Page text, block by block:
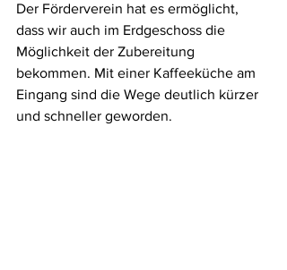
Der Förderverein hat es ermöglicht,
dass wir auch im Erdgeschoss die
Möglichkeit der Zubereitung
bekommen. Mit einer Kaffeeküche am
Eingang sind die Wege deutlich kürzer
und schneller geworden.